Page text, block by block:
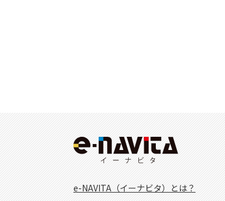
e-NAVITA（イーナビタ）とは？